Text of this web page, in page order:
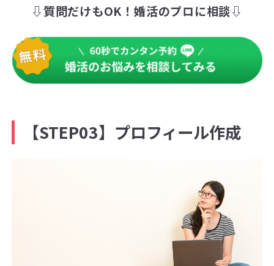
⇩質問だけもOK！婚活のプロに相談⇩
【STEP03】プロフィール作成